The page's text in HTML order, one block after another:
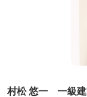
村松 悠一 一級建